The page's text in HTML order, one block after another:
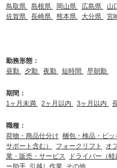
鳥取県
島根県 岡山県 広島県 山
佐賀県
長崎県 熊本県 大分県 宮
勤務形態：
昼勤
夕勤 夜勤 短時間 早朝勤
期間：
1ヶ月未満
2ヶ月以内 3ヶ月以内
職種：
荷物・商品仕分け 梱包・検品・ピッ
サポート含む）
フォークリフト オ
業・販売・サービス
ドライバー（
ー助手 引越し作業 その他